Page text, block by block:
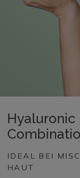
Hyaluronic
IDEAL BEI
HAUT